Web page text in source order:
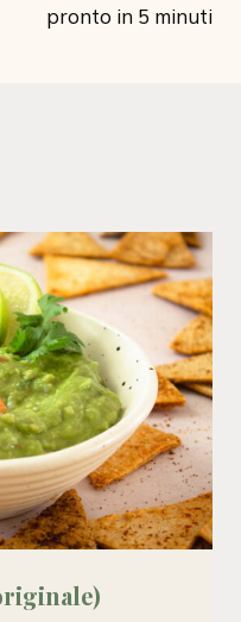
pronto in 5 minuti